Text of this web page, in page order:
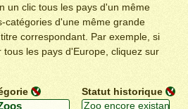
un clic tous les pays d'un même
catégories d'une même grande
correspondant. Par exemple, si
les pays d'Europe, cliquez sur
Statut historique